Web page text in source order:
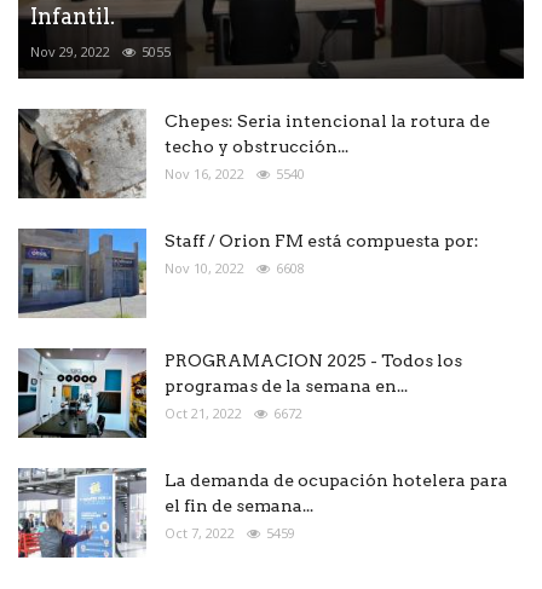
Infantil.
Nov 29, 2022 5055
Chepes: Seria intencional la rotura de
techo y obstrucción...
Nov 16, 2022 5540
Staff / Orion FM está compuesta por:
Nov 10, 2022 6608
PROGRAMACION 2025 - Todos los
programas de la semana en...
Oct 21, 2022 6672
La demanda de ocupación hotelera para
el fin de semana...
Oct 7, 2022 5459